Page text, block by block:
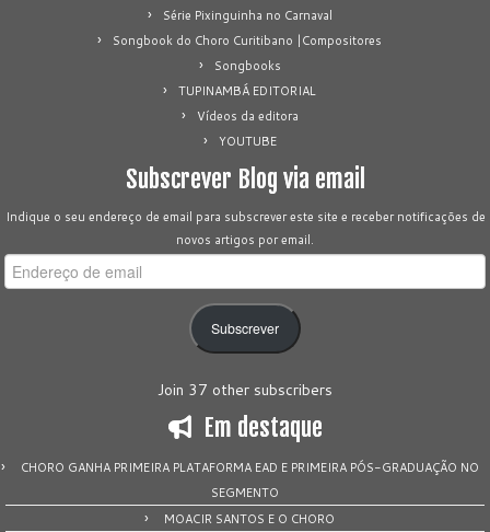
Série Pixinguinha no Carnaval
Songbook do Choro Curitibano |Compositores
Songbooks
TUPINAMBÁ EDITORIAL
Vídeos da editora
YOUTUBE
Subscrever Blog via email
Indique o seu endereço de email para subscrever este site e receber notificações de
novos artigos por email.
Endereço
de
Subscrever
Join 37 other subscribers
Em destaque
CHORO GANHA PRIMEIRA PLATAFORMA EAD E PRIMEIRA PÓS-GRADUAÇÃO NO
SEGMENTO
MOACIR SANTOS E O CHORO